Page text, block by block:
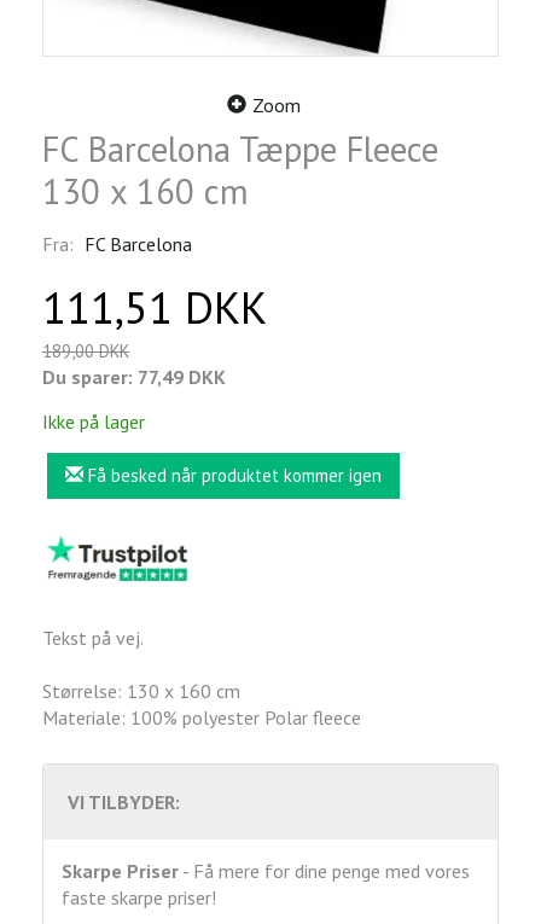
Zoom
FC Barcelona Tæppe Fleece
130 x 160 cm
Fra: FC Barcelona
111,51 DKK
189,00 DKK
Du sparer: 77,49 DKK
Ikke på lager
Få besked når produktet kommer igen
Tekst på vej.
Størrelse: 130 x 160 cm
Materiale: 100% polyester Polar fleece
VI TILBYDER:
Skarpe Priser - Få mere for dine penge med vores
faste skarpe priser!